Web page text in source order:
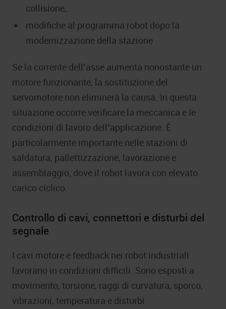
collisione,
modifiche al programma robot dopo la
modernizzazione della stazione
Se la corrente dell’asse aumenta nonostante un
motore funzionante, la sostituzione del
servomotore non eliminerà la causa. In questa
situazione occorre verificare la meccanica e le
condizioni di lavoro dell’applicazione. È
particolarmente importante nelle stazioni di
saldatura, pallettizzazione, lavorazione e
assemblaggio, dove il robot lavora con elevato
carico ciclico.
Controllo di cavi, connettori e disturbi del
segnale
I cavi motore e feedback nei robot industriali
lavorano in condizioni difficili. Sono esposti a
movimento, torsione, raggi di curvatura, sporco,
vibrazioni, temperatura e disturbi